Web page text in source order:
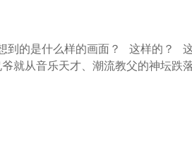
到的是什么样的画面？ 这样的？
就从音乐天才、潮流教父的神坛跌